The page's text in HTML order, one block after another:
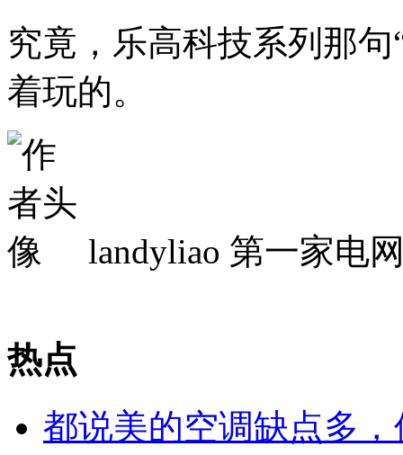
究竟，乐高科技系列那
着玩的。
landyliao 第一家电
热点
都说美的空调缺点多